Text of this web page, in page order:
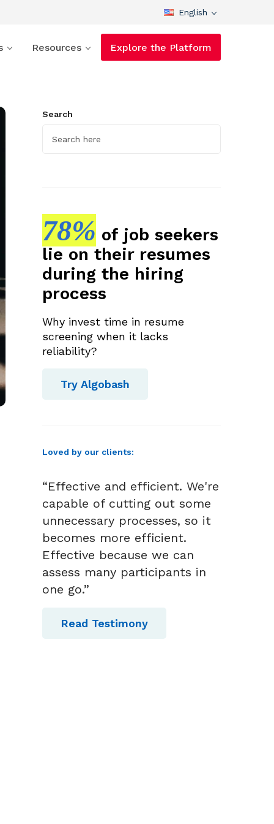
English
Resources Explore the Platform
Search
78% of job seekers
lie on their resumes
during the hiring
process
Why invest time in resume
screening when it lacks
reliability?
Try Algobash
Loved by our clients:
“Effective and efficient. We're
capable of cutting out some
unnecessary processes, so it
becomes more efficient.
Effective because we can
assess many participants in
one go.”
Read Testimony